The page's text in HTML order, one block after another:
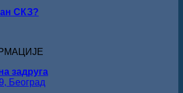
СКЗ?
задруга
Београд